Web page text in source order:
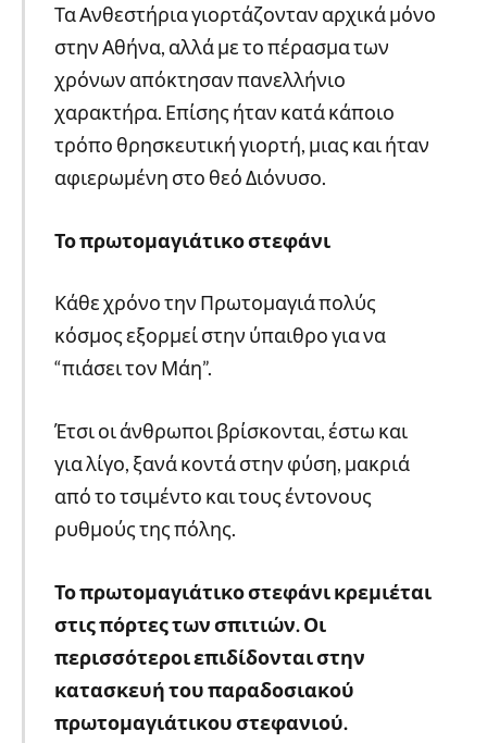
Τα Ανθεστήρια γιορτάζονταν αρχικά μόνο
στην Αθήνα, αλλά με το πέρασμα των
χρόνων απόκτησαν πανελλήνιο
χαρακτήρα. Επίσης ήταν κατά κάποιο
τρόπο θρησκευτική γιορτή, μιας και ήταν
αφιερωμένη στο θεό Διόνυσο.
Το πρωτομαγιάτικο στεφάνι
Κάθε χρόνο την Πρωτομαγιά πολύς
κόσμος εξορμεί στην ύπαιθρο για να
“πιάσει τον Μάη”.
Έτσι οι άνθρωποι βρίσκονται, έστω και
για λίγο, ξανά κοντά στην φύση, μακριά
από το τσιμέντο και τους έντονους
ρυθμούς της πόλης.
Το πρωτομαγιάτικο στεφάνι κρεμιέται
στις πόρτες των σπιτιών. Οι
περισσότεροι επιδίδονται στην
κατασκευή του παραδοσιακού
πρωτομαγιάτικου στεφανιού.